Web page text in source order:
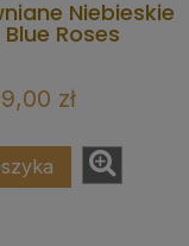
Niebieskie
Roses
zł